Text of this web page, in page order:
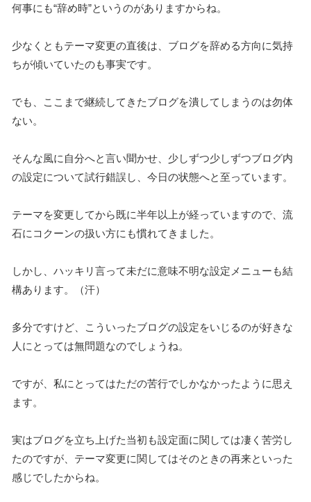
何事にも“辞め時”というのがありますからね。
少なくともテーマ変更の直後は、ブログを辞める方向に気持
ちが傾いていたのも事実です。
でも、ここまで継続してきたブログを潰してしまうのは勿体
ない。
そんな風に自分へと言い聞かせ、少しずつ少しずつブログ内
の設定について試行錯誤し、今日の状態へと至っています。
テーマを変更してから既に半年以上が経っていますので、流
石にコクーンの扱い方にも慣れてきました。
しかし、ハッキリ言って未だに意味不明な設定メニューも結
構あります。（汗）
多分ですけど、こういったブログの設定をいじるのが好きな
人にとっては無問題なのでしょうね。
ですが、私にとってはただの苦行でしかなかったように思え
ます。
実はブログを立ち上げた当初も設定面に関しては凄く苦労し
たのですが、テーマ変更に関してはそのときの再来といった
感じでしたからね。